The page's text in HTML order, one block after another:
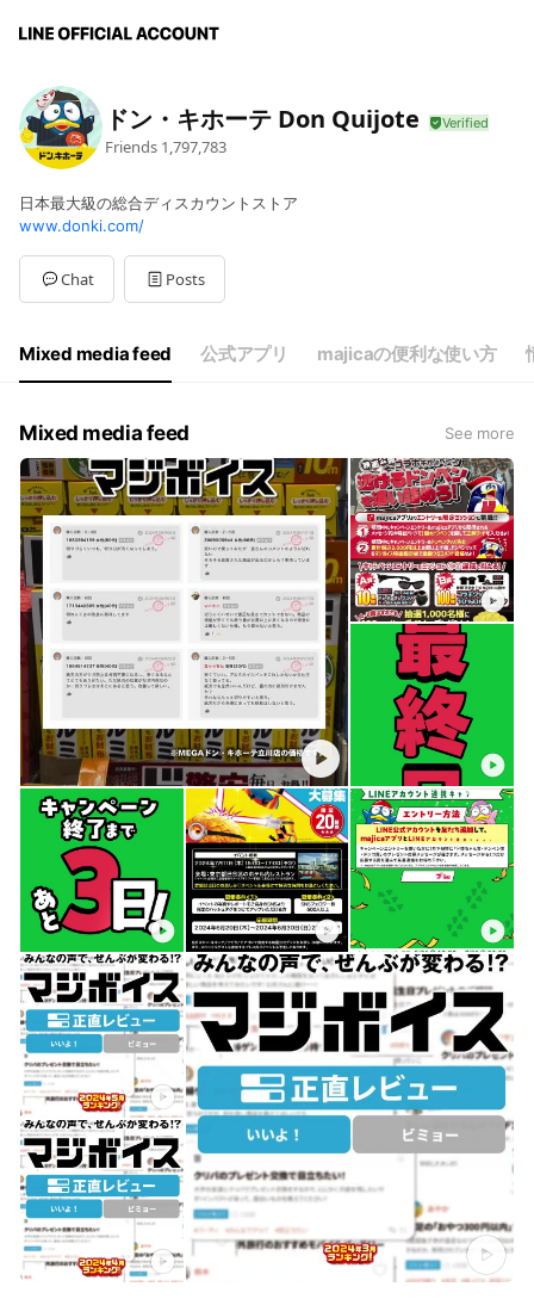
ドン・キホーテ Don Quijote
Friends 1,797,783
日本最大級の総合ディスカウントストア
www.donki.com/
Chat Posts
Mixed media feed 公式アプリ majicaの便利な使い方
Mixed media feed See more